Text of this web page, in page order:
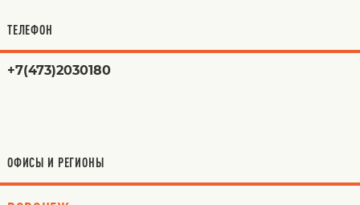
ТЕЛЕФОН
+7(473)2030180
ОФИСЫ И РЕГИОНЫ